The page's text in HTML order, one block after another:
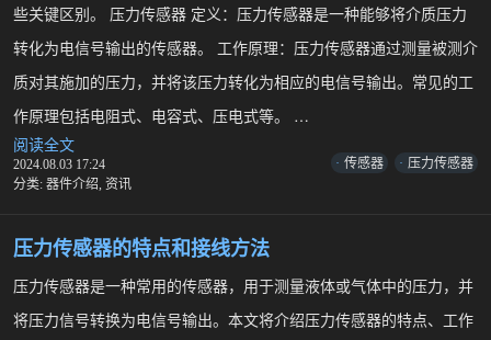
些关键区别。 压力传感器 定义：压力传感器是一种能够将介质压力
转化为电信号输出的传感器。 工作原理：压力传感器通过测量被测介
质对其施加的压力，并将该压力转化为相应的电信号输出。常见的工
作原理包括电阻式、电容式、压电式等。 …
阅读全文
力
传
和
压
力
变
2024.08.03 17:24
分类: 器件介绍 资讯
传感器 压力传感器
压力传感器的特点和接线方法
压力传感器是一种常用的传感器，用于测量液体或气体中的压力，并
将压力信号转换为电信号输出。本文将介绍压力传感器的特点、工作